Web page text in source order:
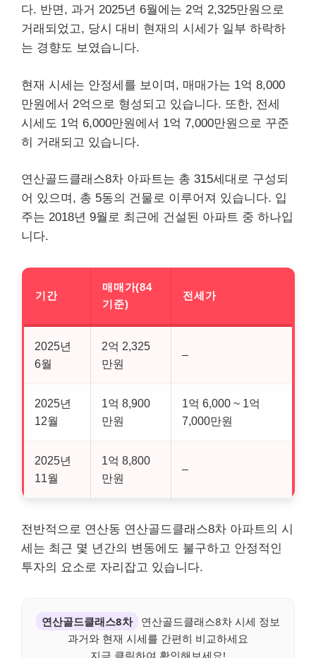
다. 반면, 과거 2025년 6월에는 2억 2,325만원으로
거래되었고, 당시 대비 현재의 시세가 일부 하락하
는 경향도 보였습니다.
현재 시세는 안정세를 보이며, 매매가는 1억 8,000
만원에서 2억으로 형성되고 있습니다. 또한, 전세
시세도 1억 6,000만원에서 1억 7,000만원으로 꾸준
히 거래되고 있습니다.
연산골드클래스8차 아파트는 총 315세대로 구성되
어 있으며, 총 5동의 건물로 이루어져 있습니다. 입
주는 2018년 9월로 최근에 건설된 아파트 중 하나입
니다.
기간
매매가(84
기준)
전세가
2025년
6월
2억 2,325
만원
–
2025년
12월
1억 8,900
만원
1억 6,000 ~ 1억
7,000만원
2025년
11월
1억 8,800
만원
–
전반적으로 연산동 연산골드클래스8차 아파트의 시
세는 최근 몇 년간의 변동에도 불구하고 안정적인
투자의 요소로 자리잡고 있습니다.
연산골드클래스8차
연산골드클래스8차 시세 정보
과거와 현재 시세를 간편히 비교하세요
지금 클릭하여 확인해보세요!